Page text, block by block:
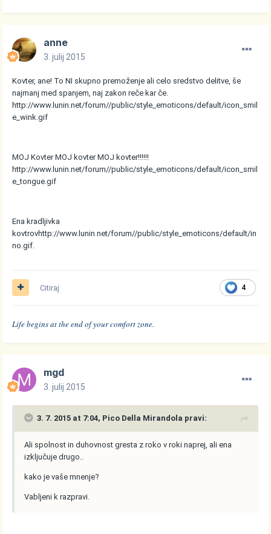
anne
3. julij 2015
Kovter, ane! To NI skupno premoženje ali celo sredstvo delitve, še
najmanj med spanjem, naj zakon reče kar če.
http://www.lunin.net/forum//public/style_emoticons/default/icon_smil
e_wink.gif
MOJ Kovter MOJ kovter MOJ kovter!!!!!!
http://www.lunin.net/forum//public/style_emoticons/default/icon_smil
e_tongue.gif
Ena kradljivka
kovtrovhttp://www.lunin.net/forum//public/style_emoticons/default/in
no.gif
4
Citiraj
Life begins at the end of your comfort zone.
mgd
3. julij 2015
3. 7. 2015 at 7:04, Pico Della Mirandola pravi:
Ali spolnost in duhovnost gresta z roko v roki naprej, ali ena
izključuje drugo..
kako je vaše mnenje?
Vabljeni k razpravi.